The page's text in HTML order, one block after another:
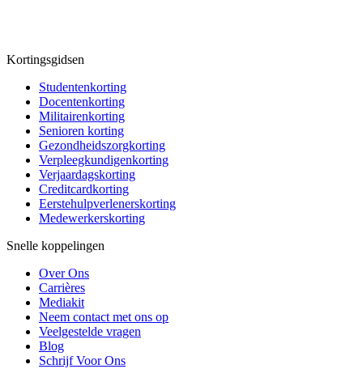
Kortingsgidsen
Studentenkorting
Docentenkorting
Militairenkorting
Senioren korting
Gezondheidszorgkorting
Verpleegkundigenkorting
Verjaardagskorting
Creditcardkorting
Eerstehulpverlenerskorting
Medewerkerskorting
Snelle koppelingen
Over Ons
Carrières
Mediakit
Neem contact met ons op
Veelgestelde vragen
Blog
Schrijf Voor Ons